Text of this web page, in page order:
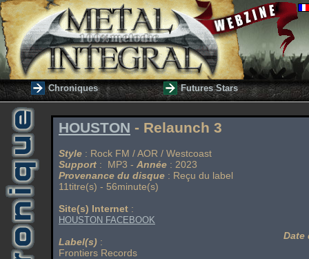
Chroniques Futures Stars
HOUSTON - Relaunch 3
Style : Rock FM / AOR / Westcoast
Support : MP3 - Année : 2023
Provenance du disque : Reçu du label
11titre(s) - 56minute(s)
Site(s) Internet :
HOUSTON FACEBOOK
Label(s) :
Frontiers Records
Date